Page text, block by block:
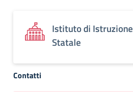
Istituto di
Statale
Contatti